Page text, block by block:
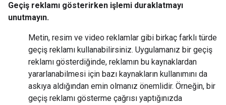
Geçiş reklamı gösterirken işlemi duraklatmayı
unutmayın.
Metin, resim ve video reklamlar gibi birkaç farklı türde
geçiş reklamı kullanabilirsiniz. Uygulamanız bir geçiş
reklamı gösterdiğinde, reklamın bu kaynaklardan
yararlanabilmesi için bazı kaynakların kullanımını da
askıya aldığından emin olmanız önemlidir. Örneğin, bir
geçiş reklamı gösterme çağrısı yaptığınızda